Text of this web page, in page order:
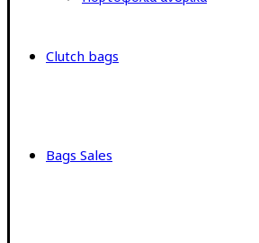
Clutch bags
Bags Sales